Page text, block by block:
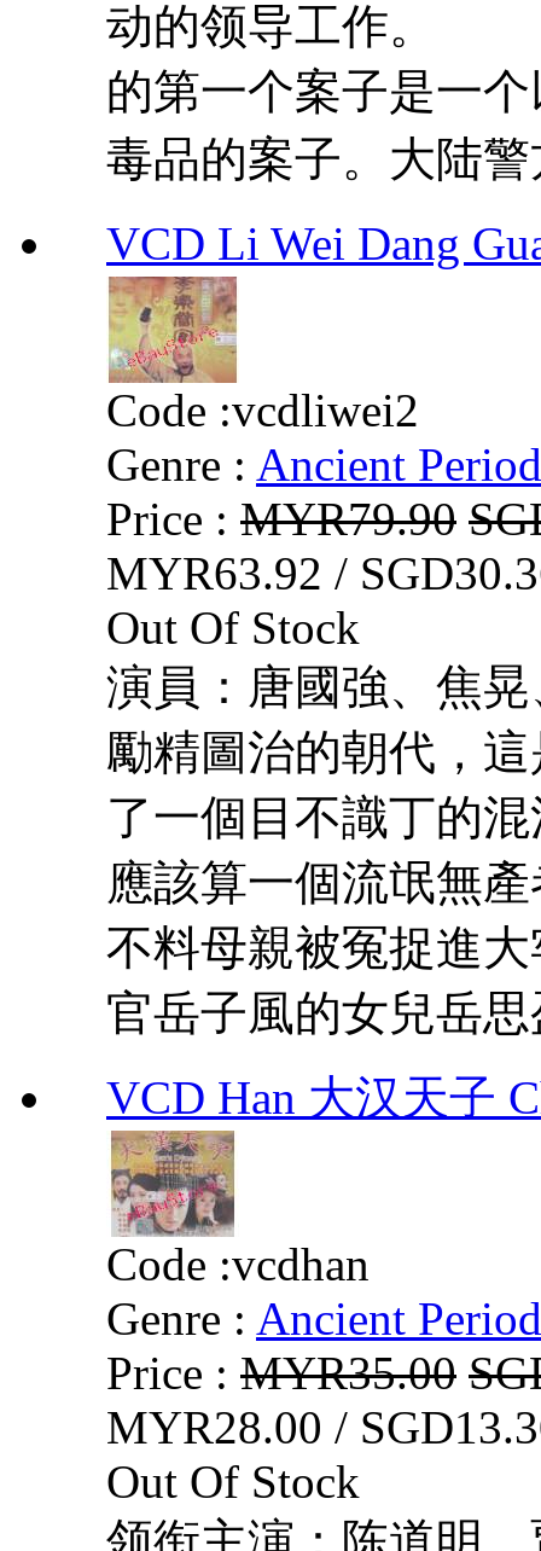
动的领导工作。
的第一个案子是一
毒品的案子。大陆
VCD Li Wei Dang
Code :vcdliwei2
Genre : Ancient Period
Price : MYR79.90
MYR63.92 /
Out Of Stock
演員：唐國強、焦
勵精圖治的朝代，
了一個目不識丁的
應該算一個流氓無
不料母親被冤捉進
官岳子風的女兒岳
VCD Han 大汉天子
Code :vcdhan
Genre : Ancient Period
Price : MYR35.00
MYR28.00 /
Out Of Stock
领衔主演：陈